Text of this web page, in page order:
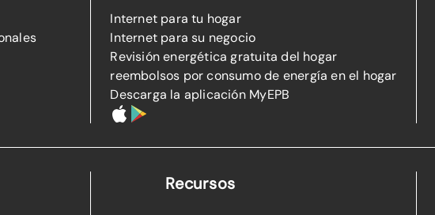
Internet para tu hogar
Internet para su negocio
Revisión energética gratuita del hogar
reembolsos por consumo de energía en el hogar
Descarga la aplicación MyEPB
Recursos